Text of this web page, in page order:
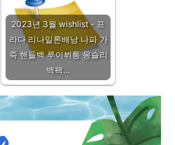
2023년 3월 wishlist - 프
라다 리나일론배낭 나파 가
죽 핸들백 루이뷔통 몽슬리
백팩…